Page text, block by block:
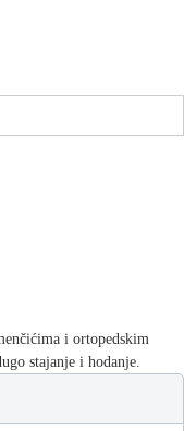
i ortopedskim
stajanje i hodanje.